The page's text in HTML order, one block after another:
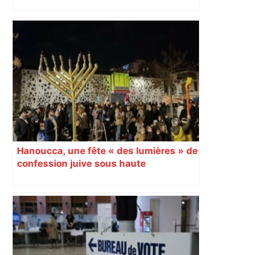
Hanoucca, une fête « des lumières » de
confession juive sous haute
Labège, près de Toulouse